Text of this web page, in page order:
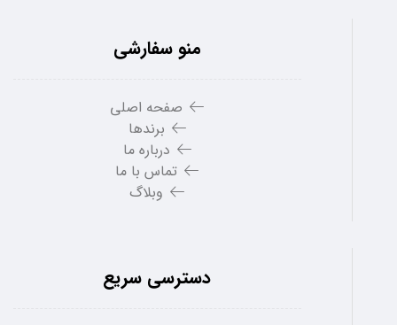
منو سفارشی
صفحه اصلی
برندها
درباره ما
تماس با ما
وبلاگ
دسترسی سریع